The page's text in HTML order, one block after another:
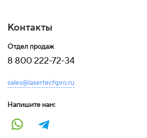
Контакты
Отдел продаж
8 800 222-72-34
sales@lasertechpro.ru
Напишите нам: